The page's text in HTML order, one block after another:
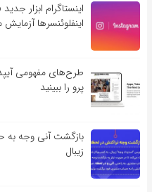
اینفلوئنسرها
پرو را ببینید
بازگشت آنی وجه به
زیبال